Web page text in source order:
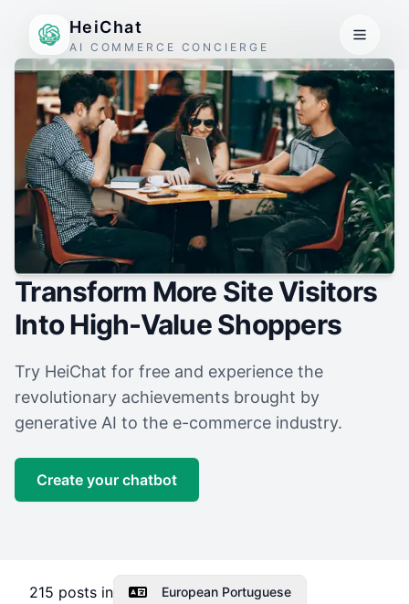
HeiChat
AI COMMERCE CONCIERGE
Transform More Site Visitors
Into High-Value Shoppers
Try HeiChat for free and experience the
revolutionary achievements brought by
generative AI to the e-commerce industry.
Create your chatbot
215 posts in European Portuguese